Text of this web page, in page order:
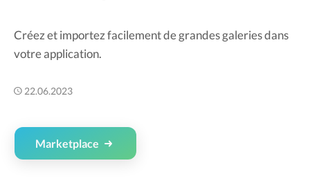
Créez et importez facilement de grandes galeries dans
votre application.
22.06.2023
Marketplace